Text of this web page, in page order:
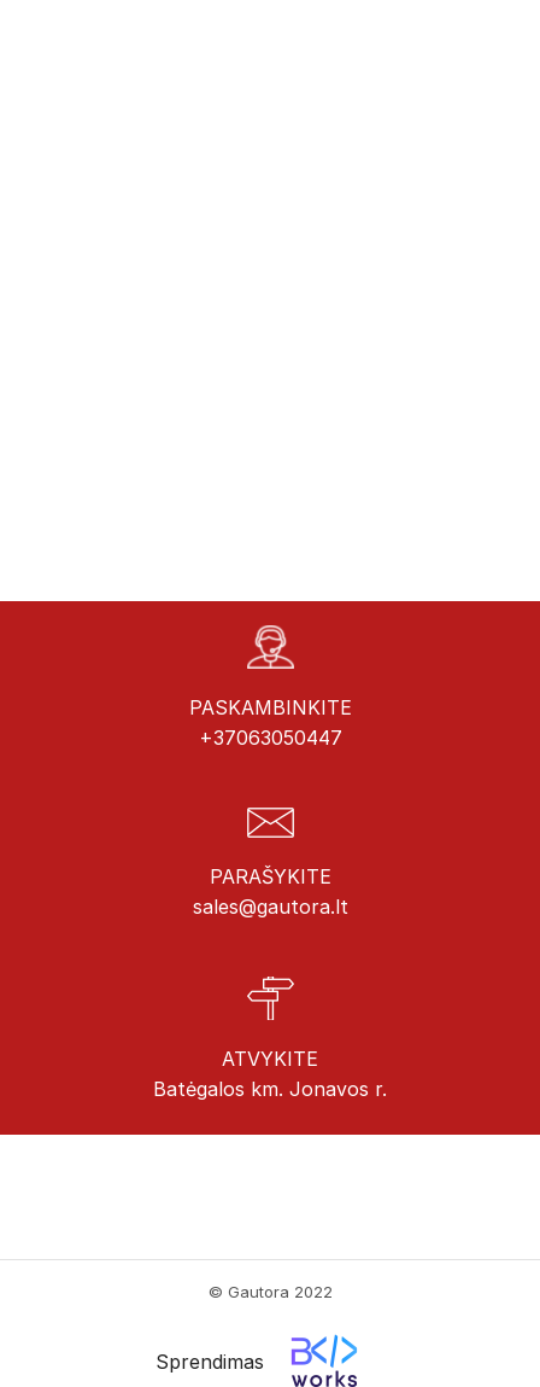
PASKAMBINKITE
+37063050447
PARAŠYKITE
sales@gautora.lt
ATVYKITE
Batėgalos km. Jonavos r.
© Gautora 2022
Sprendimas